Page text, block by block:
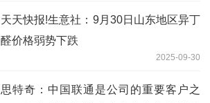
天天快报!生意社：9月30日山东地区异丁
醛价格弱势下跌
2025-09-30
思特奇：中国联通是公司的重要客户之